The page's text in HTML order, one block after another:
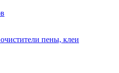
пены, клеи